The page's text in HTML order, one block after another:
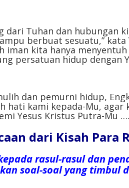
dari Tuhan dan hubungan
berbuat sesuatu,” kata
iman kita hanya
persatuan hidup dengan
dan pemurni hidup,
hati kami kepada-Mu, agar
Yesus Kristus Putra-Mu ….⁣
dari Kisah Para
rasul-rasul dan
soal-soal yang timbul